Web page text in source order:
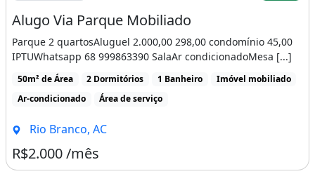
Alugo Via Parque Mobiliado
Parque 2 quartosAluguel 2.000,00 298,00 condomínio 45,00
IPTUWhatsapp 68 999863390 SalaAr condicionadoMesa [...]
50m² de Área 2 Dormitórios 1 Banheiro
Imóvel mobiliado
Ar-condicionado
Área de serviço
Rio Branco, AC
R$2.000 /mês